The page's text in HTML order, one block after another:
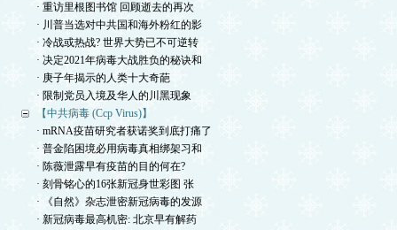
· 重访里根图书馆 回顾逝去的再次
· 川普当选对中共国和海外粉红的影
· 冷战或热战? 世界大势已不可逆转
· 决定2021年病毒大战胜负的秘诀和
· 庚子年揭示的人类十大奇葩
· 限制党员入境及华人的川黑现象
【中共病毒 (Ccp Virus)】
· mRNA疫苗研究者获诺奖到底打痛了
· 普金陷困境必用病毒真相绑架习和
· 陈薇泄露早有疫苗的目的何在?
· 刻骨铭心的16张新冠身世彩图 张
· 《自然》杂志泄密新冠病毒的发源
· 新冠病毒最高机密: 北京早有解药